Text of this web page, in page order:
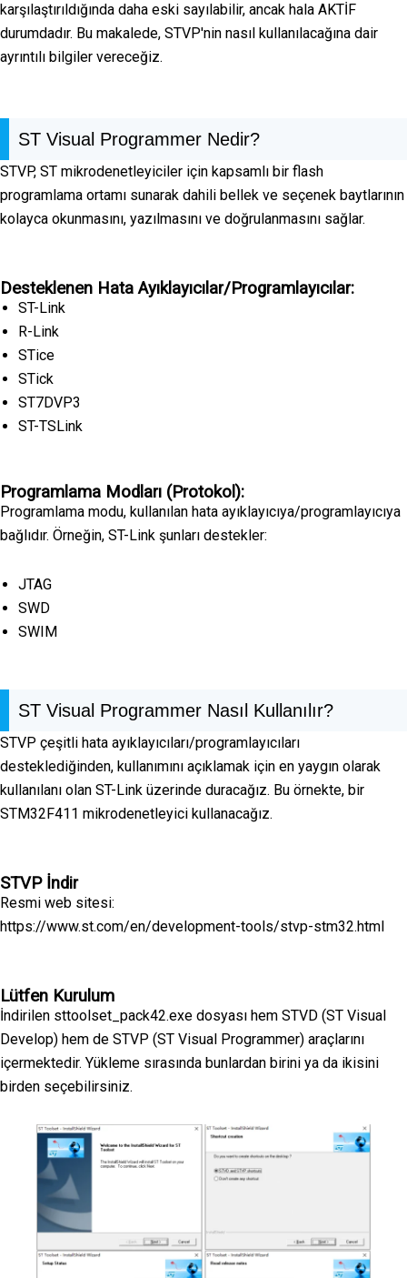
karşılaştırıldığında daha eski sayılabilir, ancak hala AKTİF
durumdadır. Bu makalede, STVP'nin nasıl kullanılacağına dair
ayrıntılı bilgiler vereceğiz.
ST Visual Programmer Nedir?
STVP, ST mikrodenetleyiciler için kapsamlı bir flash
programlama ortamı sunarak dahili bellek ve seçenek baytlarının
kolayca okunmasını, yazılmasını ve doğrulanmasını sağlar.
Desteklenen Hata Ayıklayıcılar/Programlayıcılar:
ST-Link
R-Link
STice
STick
ST7DVP3
ST-TSLink
Programlama Modları (Protokol):
Programlama modu, kullanılan hata ayıklayıcıya/programlayıcıya
bağlıdır. Örneğin, ST-Link şunları destekler:
JTAG
SWD
SWIM
ST Visual Programmer Nasıl Kullanılır?
STVP çeşitli hata ayıklayıcıları/programlayıcıları
desteklediğinden, kullanımını açıklamak için en yaygın olarak
kullanılanı olan ST-Link üzerinde duracağız. Bu örnekte, bir
STM32F411 mikrodenetleyici kullanacağız.
STVP İndir
Resmi web sitesi:
https://www.st.com/en/development-tools/stvp-stm32.html
Lütfen Kurulum
İndirilen sttoolset_pack42.exe dosyası hem STVD (ST Visual
Develop) hem de STVP (ST Visual Programmer) araçlarını
içermektedir. Yükleme sırasında bunlardan birini ya da ikisini
birden seçebilirsiniz.